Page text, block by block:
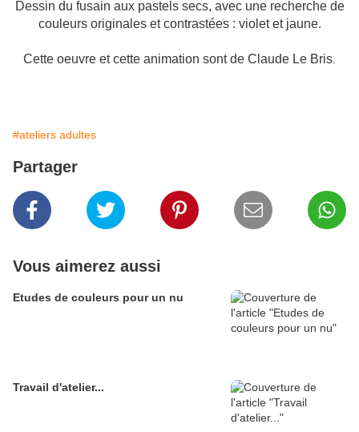
Dessin du fusain aux pastels secs, avec une recherche de
couleurs originales et contrastées : violet et jaune.
Cette oeuvre et cette animation sont de Claude Le Bris
#ateliers adultes
Partager
Vous aimerez aussi
Etudes de couleurs pour un nu
Travail d'atelier...